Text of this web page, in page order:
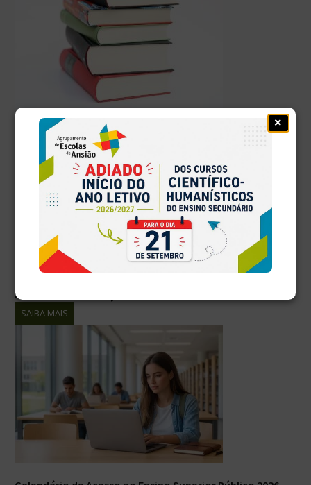
×
Manuais Escolares adotados 2026/2027
SAIBA MAIS
Relatório de Avaliação Externa 2026
SAIBA MAIS